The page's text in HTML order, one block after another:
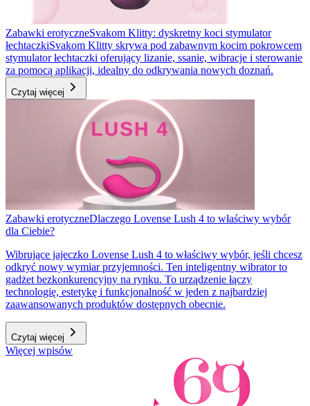
Zabawki erotyczneSvakom Klitty: dyskretny koci stymulator
łechtaczkiSvakom Klitty skrywa pod zabawnym kocim pokrowcem
stymulator łechtaczki oferujący lizanie, ssanie, wibracje i sterowanie
za pomocą aplikacji, idealny do odkrywania nowych doznań.
Czytaj więcej
Zabawki erotyczneDlaczego Lovense Lush 4 to właściwy wybór
dla Ciebie?
Wibrujące jajeczko Lovense Lush 4 to właściwy wybór, jeśli chcesz
odkryć nowy wymiar przyjemności. Ten inteligentny wibrator to
gadżet bezkonkurencyjny na rynku. To urządzenie łączy
technologię, estetykę i funkcjonalność w jeden z najbardziej
zaawansowanych produktów dostępnych obecnie.
Czytaj więcej
Więcej wpisów